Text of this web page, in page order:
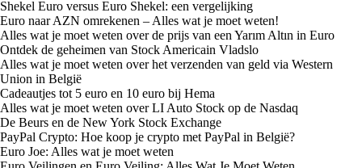
Shekel Euro versus Euro Shekel: een vergelijking
Euro naar AZN omrekenen – Alles wat je moet weten!
Alles wat je moet weten over de prijs van een Yarım Altın in Euro
Ontdek de geheimen van Stock Americain Vladslo
Alles wat je moet weten over het verzenden van geld via Western
Union in België
Cadeautjes tot 5 euro en 10 euro bij Hema
Alles wat je moet weten over LI Auto Stock op de Nasdaq
De Beurs en de New York Stock Exchange
PayPal Crypto: Hoe koop je crypto met PayPal in België?
Euro Joe: Alles wat je moet weten